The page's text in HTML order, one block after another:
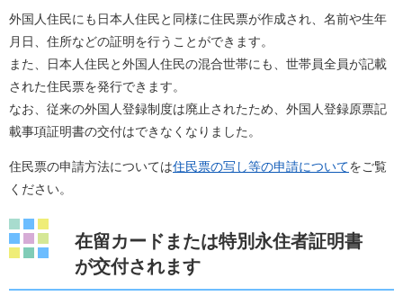
外国人住民にも日本人住民と同様に住民票が作成され、名前や生年
月日、住所などの証明を行うことができます。
また、日本人住民と外国人住民の混合世帯にも、世帯員全員が記載
された住民票を発行できます。
なお、従来の外国人登録制度は廃止されたため、外国人登録原票記
載事項証明書の交付はできなくなりました。
住民票の申請方法については住民票の写し等の申請についてをご覧
ください。
在留カードまたは特別永住者証明書
が交付されます